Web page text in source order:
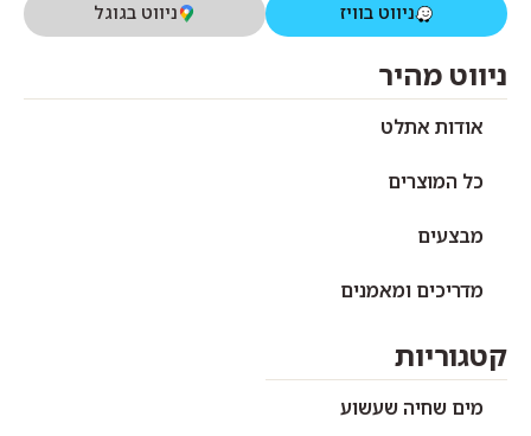
ניווט בוויז ניווט בגוגל
ניווט מהיר
אודות אתלט
כל המוצרים
מבצעים
מדריכים ומאמנים
קטגוריות
מים שחיה שעשוע